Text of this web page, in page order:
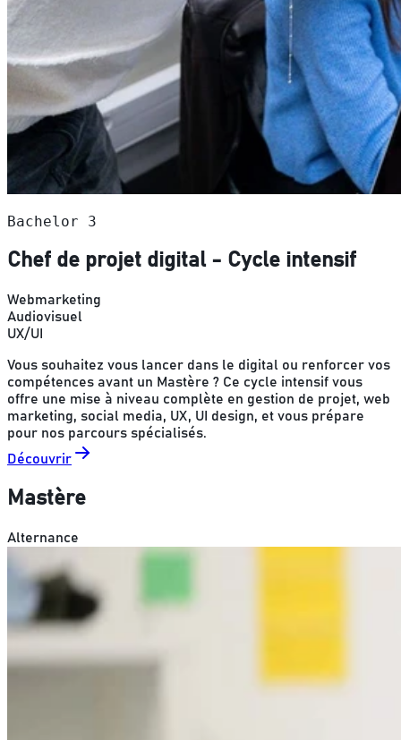
Bachelor 3
Chef de projet digital - Cycle intensif
Webmarketing
Audiovisuel
UX/UI
Vous souhaitez vous lancer dans le digital ou renforcer vos
compétences avant un Mastère ? Ce cycle intensif vous
offre une mise à niveau complète en gestion de projet, web
marketing, social media, UX, UI design, et vous prépare
pour nos parcours spécialisés.
Découvrir
Mastère
Alternance